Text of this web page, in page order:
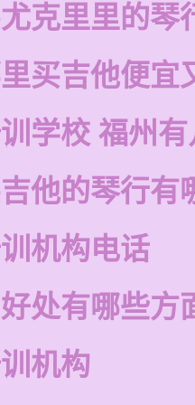
克里里的琴
买吉他便宜
学校 福州
他的琴行有
机构电话
处有哪些方
机构